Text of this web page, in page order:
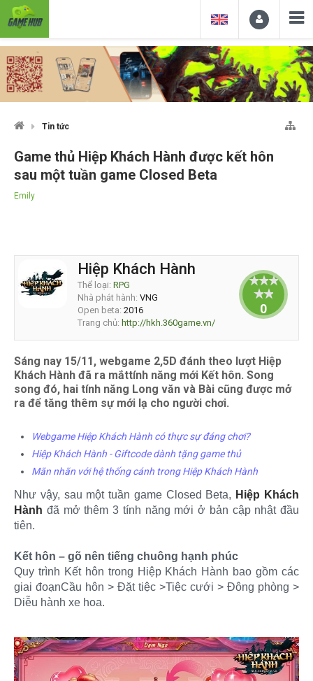
Tin tức
Game thủ Hiệp Khách Hành được kết hôn
sau một tuần game Closed Beta
Emily
Hiệp Khách Hành
Thể loại: RPG
Nhà phát hành: VNG
Open beta: 2016
Trang chủ: http://hkh.360game.vn/
0
Sáng nay 15/11, webgame 2,5D đánh theo lượt Hiệp
Khách Hành đã ra mắttính năng mới Kết hôn. Song
song đó, hai tính năng Long văn và Bài cũng được mở
ra để tăng thêm sự mới lạ cho người chơi.
Webgame Hiệp Khách Hành có thực sự đáng chơi?
Hiệp Khách Hành - Giftcode dành tặng game thủ
Mãn nhãn với hệ thống cánh trong Hiệp Khách Hành
Như vậy, sau một tuần game Closed Beta, Hiệp Khách
Hành đã mở thêm 3 tính năng mới ở bản cập nhật đầu
tiên.
Kết hôn – gõ nên tiếng chuông hạnh phúc
Quy trình Kết hôn trong Hiệp Khách Hành bao gồm các
giai đoạnCầu hôn > Đặt tiệc >Tiệc cưới > Đông phòng >
Diễu hành xe hoa.